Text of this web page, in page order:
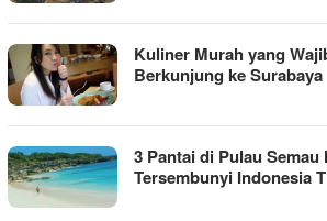
Kuliner Murah yang
Berkunjung ke Surabaya
3 Pantai di Pulau Semau
Tersembunyi Indonesia